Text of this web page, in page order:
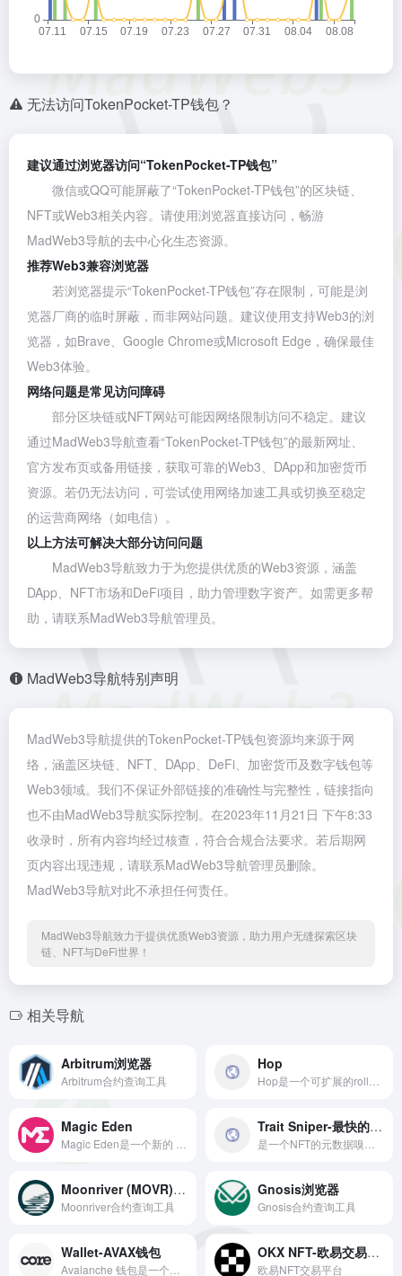
无法访问TokenPocket-TP钱包？
建议通过浏览器访问“TokenPocket-TP钱包”
微信或QQ可能屏蔽了“TokenPocket-TP钱包”的区块链、
NFT或Web3相关内容。请使用浏览器直接访问，畅游
MadWeb3导航的去中心化生态资源。
推荐Web3兼容浏览器
若浏览器提示“TokenPocket-TP钱包”存在限制，可能是浏
览器厂商的临时屏蔽，而非网站问题。建议使用支持Web3的浏
览器，如Brave Google Chrome或Microsoft Edge ，确保最佳
Web3体验。
网络问题是常见访问障碍
部分区块链或NFT网站可能因网络限制访问不稳定。建议
通过MadWeb3导航查看“TokenPocket-TP钱包”的最新网址、
官方发布页或备用链接，获取可靠的Web3、DApp和加密货币
资源。若仍无法访问，可尝试使用网络加速工具或切换至稳定
的运营商网络（如电信）。
以上方法可解决大部分访问问题
MadWeb3导航致力于为您提供优质的Web3资源，涵盖
DApp、NFT市场和DeFi项目，助力管理数字资产。如需更多帮
助，请联系MadWeb3导航管理员。
MadWeb3导航特别声明
MadWeb3导航提供的TokenPocket-TP钱包资源均来源于网
络，涵盖区块链、NFT、DApp、DeFi、加密货币及数字钱包等
Web3领域。我们不保证外部链接的准确性与完整性，链接指向
也不由MadWeb3导航实际控制。在2023年11月21日 下午8:33
收录时，所有内容均经过核查，符合合规合法要求。若后期网
页内容出现违规，请联系MadWeb3导航管理员删除。
MadWeb3导航对此不承担任何责任。
MadWeb3导航致力于提供优质Web3资源，助力用户无缝探索区块
链、NFT与DeFi世界！
相关导航
Arbitrum浏览器
Arbitrum合约查询工具
Hop
Magic Eden Trait Sniper-最快的 NFT 排名平台
Moonriver (MOVR) 浏览器
Moonriver合约查询工具
Gnosis浏览器
Gnosis合约查询工具
Wallet-AVAX钱包 OKX NFT-欧易交易平台
欧易NFT交易平台